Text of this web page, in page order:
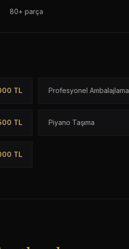
80+ parça
TL Profesyonel Ambalajlama
TL Piyano Taşıma
TL